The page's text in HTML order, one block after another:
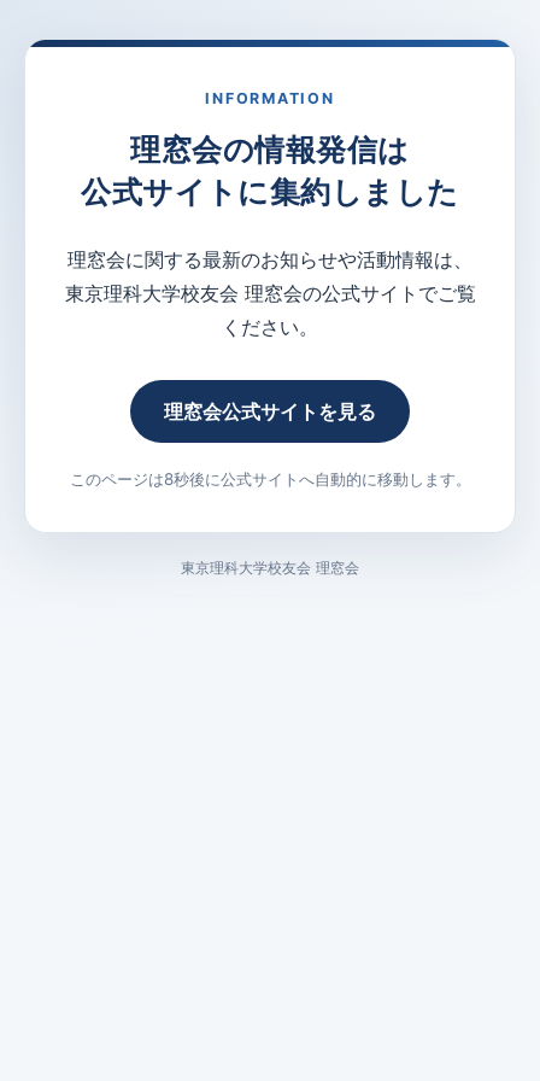
INFORMATION
理窓会の情報発信は
公式サイトに集約しました
理窓会に関する最新のお知らせや活動情報は、
東京理科大学校友会 理窓会の公式サイトでご覧
ください。
理窓会公式サイトを見る
このページは8秒後に公式サイトへ自動的に移動します。
東京理科大学校友会 理窓会